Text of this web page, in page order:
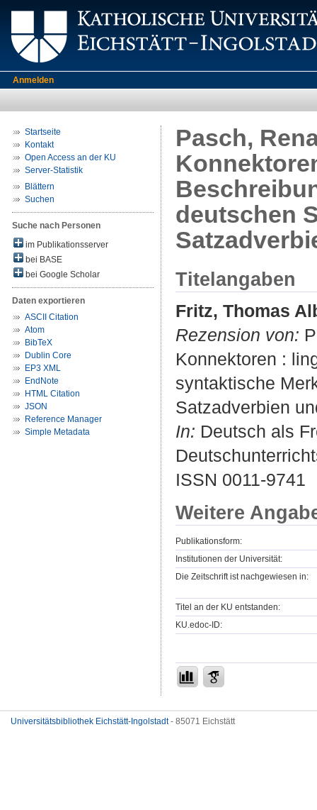
Anmelden
Startseite
Kontakt
Open Access an der KU
Server-Statistik
Blättern
Suchen
Suche nach Personen
im Publikationsserver
bei BASE
bei Google Scholar
Daten exportieren
ASCII Citation
Atom
BibTeX
Dublin Core
EP3 XML
EndNote
HTML Citation
JSON
Reference Manager
Simple Metadata
Pasch,
deutschen
Titelangaben
Fritz, Thomas
Rezension von:
Konnektoren :
syntaktische
Satzadverbien
In: Deutsch als
ISSN 0011-9741
Weitere
Publikationsform:
Institutionen der Universität:
Die Zeitschrift ist nachgewiesen in:
Titel an der KU entstanden:
KU.edoc-ID:
Universitätsbibliothek Eichstätt-Ingolstadt- 85071 Eichstätt